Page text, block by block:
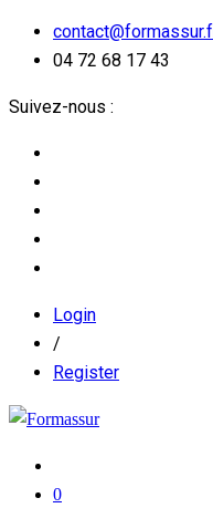
04 72 68 17 43
Suivez-nous :
Login
/
Register
0